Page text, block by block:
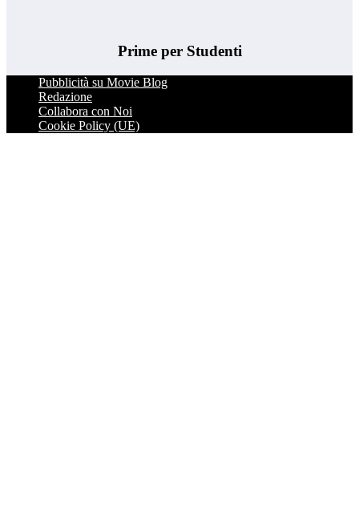
Prime per Studenti
Pubblicità su Movie Blog
Redazione
Collabora con Noi
Cookie Policy (UE)